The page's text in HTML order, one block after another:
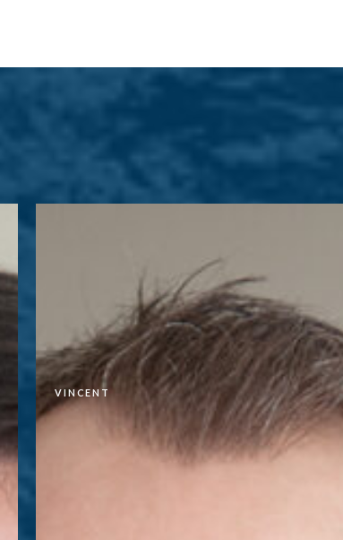
Avec plus de 8 ans de dessin comme
spécialiste de tabliers en bois, je me consacre
à créer des dessins clairs et précis pour
faciliter la transition de la table à dessin au
chantier.
VINCENT